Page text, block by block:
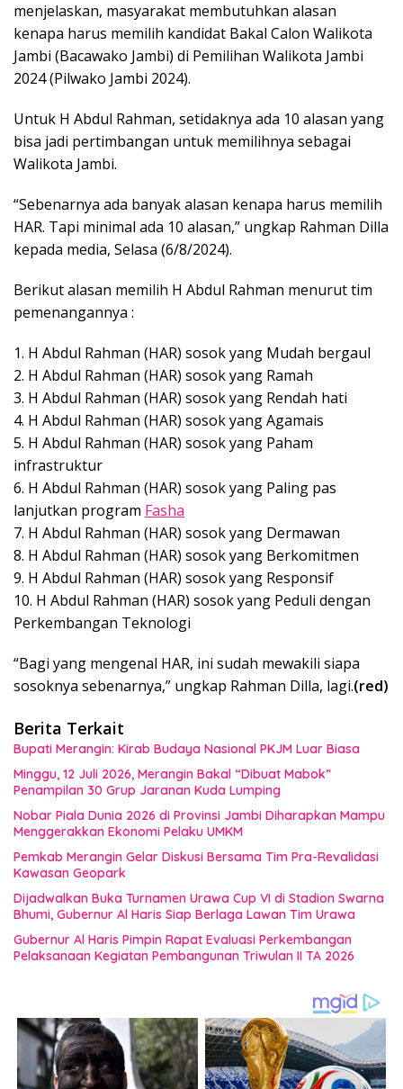
menjelaskan, masyarakat membutuhkan alasan
kenapa harus memilih kandidat Bakal Calon Walikota
Jambi (Bacawako Jambi) di Pemilihan Walikota Jambi
2024 (Pilwako Jambi 2024).
Untuk H Abdul Rahman, setidaknya ada 10 alasan yang
bisa jadi pertimbangan untuk memilihnya sebagai
Walikota Jambi.
“Sebenarnya ada banyak alasan kenapa harus memilih
HAR. Tapi minimal ada 10 alasan,” ungkap Rahman Dilla
kepada media, Selasa (6/8/2024).
Berikut alasan memilih H Abdul Rahman menurut tim
pemenangannya :
1. H Abdul Rahman (HAR) sosok yang Mudah bergaul
2. H Abdul Rahman (HAR) sosok yang Ramah
3. H Abdul Rahman (HAR) sosok yang Rendah hati
4. H Abdul Rahman (HAR) sosok yang Agamais
5. H Abdul Rahman (HAR) sosok yang Paham
infrastruktur
6. H Abdul Rahman (HAR) sosok yang Paling pas
lanjutkan program Fasha
7. H Abdul Rahman (HAR) sosok yang Dermawan
8. H Abdul Rahman (HAR) sosok yang Berkomitmen
9. H Abdul Rahman (HAR) sosok yang Responsif
10. H Abdul Rahman (HAR) sosok yang Peduli dengan
Perkembangan Teknologi
“Bagi yang mengenal HAR, ini sudah mewakili siapa
sosoknya sebenarnya,” ungkap Rahman Dilla, lagi.(red)
Berita Terkait
Bupati Merangin: Kirab Budaya Nasional PKJM Luar Biasa
Minggu, 12 Juli 2026, Merangin Bakal “Dibuat Mabok”
Penampilan 30 Grup Jaranan Kuda Lumping
Nobar Piala Dunia 2026 di Provinsi Jambi Diharapkan Mampu
Menggerakkan Ekonomi Pelaku UMKM
Pemkab Merangin Gelar Diskusi Bersama Tim Pra-Revalidasi
Kawasan Geopark
Dijadwalkan Buka Turnamen Urawa Cup VI di Stadion Swarna
Bhumi, Gubernur Al Haris Siap Berlaga Lawan Tim Urawa
Gubernur Al Haris Pimpin Rapat Evaluasi Perkembangan
Pelaksanaan Kegiatan Pembangunan Triwulan II TA 2026